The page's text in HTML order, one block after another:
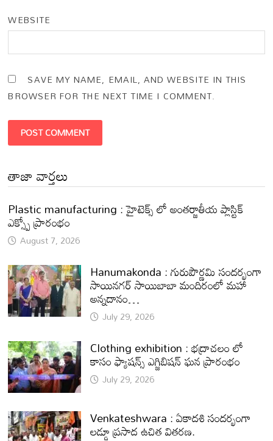
WEBSITE
SAVE MY NAME, EMAIL, AND WEBSITE IN THIS
BROWSER FOR THE NEXT TIME I COMMENT.
తాజా వార్తలు
Plastic manufacturing : హైటెక్స్ లో అంతర్జాతీయ ప్లాస్టిక్
ఎక్స్పో ప్రారంభం
August 7, 2026
Hanumakonda : గురుపౌర్ణమి సందర్భంగా
సాయినగర్‌ సాయిబాబా మందిరంలో మహా
అన్నదానం…
July 29, 2026
Clothing exhibition : భద్రాచలం లో
కాసం ఫ్యాషన్స్ ఎగ్జిబిషన్ ఘన ప్రారంభం
July 29, 2026
Venkateshwara : ఏకాదశి సందర్భంగా
లడ్డూ ప్రసాద ఉచిత వితరణ.